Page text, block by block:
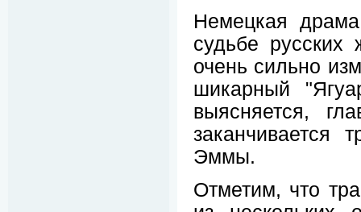
Немецкая
судьбе
очень сильно
шикарный
выясняется,
заканчивается
Эммы.
Отметим, что